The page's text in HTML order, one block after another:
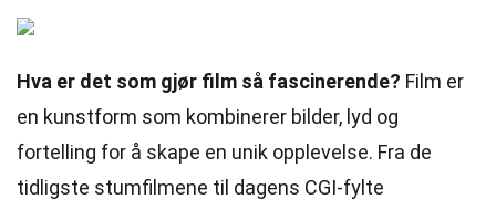
Hva er det som gjør film så fascinerende? Film er
en kunstform som kombinerer bilder, lyd og
fortelling for å skape en unik opplevelse. Fra de
tidligste stumfilmene til dagens CGI-fylte